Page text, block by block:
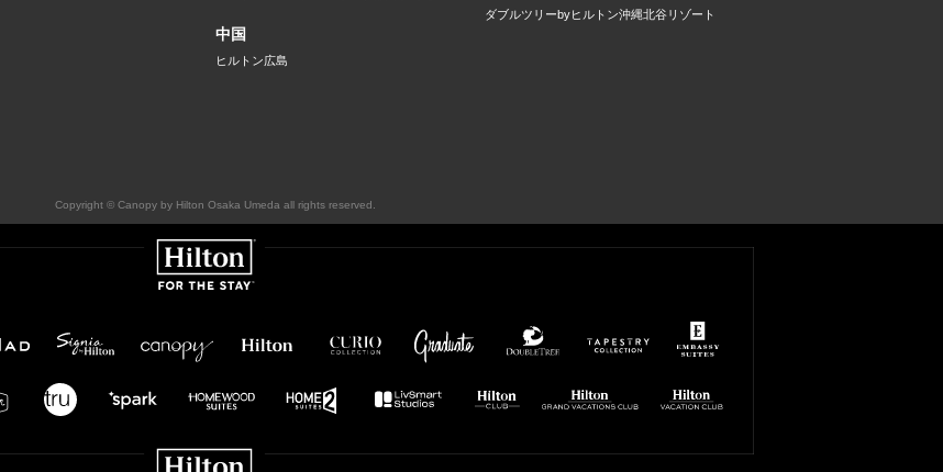
中国
ヒルトン広島
ダブルツリーbyヒルトン沖縄北谷リゾート
Copyright © Canopy by Hilton Osaka Umeda all rights reserved.
Hilton
Hilton
Hotels
&
Collection
DoubleTree
Hilton
Collection
by Hilton
Embassy
Suites
by
Tru
by
Hilton
Hilton
Suites by
Hilton
Suites
by
VACATIONS
CLUB
VACATION
CLUB
Hilton Honors